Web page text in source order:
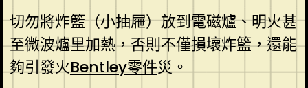
切勿將炸籃（小抽屜）放到電磁爐、明火甚
至微波爐里加熱，否則不僅損壞炸籃，還能
夠引發火Bentley零件災。